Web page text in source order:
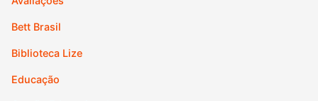
Bett Brasil
Biblioteca Lize
Educação